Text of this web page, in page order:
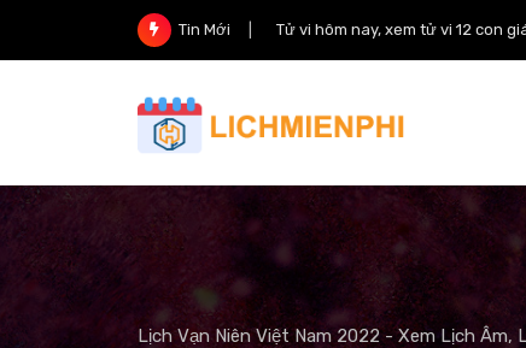
Tin Mới Tử vi hôm nay, xem tử vi 12 con
Lịch Vạn Niên Việt Nam 2022 - Xem Lịch Âm,